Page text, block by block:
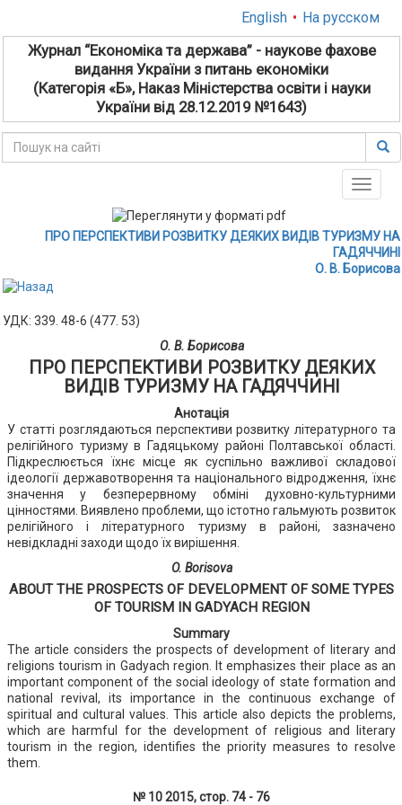
English • На русском
Журнал “Економіка та держава” - наукове фахове
видання України з питань економіки
(Категорія «Б», Наказ Міністерства освіти і науки
України від 28.12.2019 №1643)
Toggle
ПРО ПЕРСПЕКТИВИ РОЗВИТКУ ДЕЯКИХ ВИДІВ ТУРИЗМУ НА
ГАДЯЧЧИНІ
О. В. Борисова
УДК: 339. 48-6 (477. 53)
О. В. Борисова
ПРО ПЕРСПЕКТИВИ РОЗВИТКУ ДЕЯКИХ
ВИДІВ ТУРИЗМУ НА ГАДЯЧЧИНІ
Анотація
У статті розглядаються перспективи розвитку літературного та
релігійного туризму в Гадяцькому районі Полтавської області.
Підкреслюється їхнє місце як суспільно важливої складової
ідеології державотворення та національного відродження, їхнє
значення у безперервному обміні духовно-культурними
цінностями. Виявлено проблеми, що істотно гальмують розвиток
релігійного і літературного туризму в районі, зазначено
невідкладні заходи щодо їх вирішення.
O. Borisova
ABOUT THE PROSPECTS OF DEVELOPMENT OF SOME TYPES
OF TOURISM IN GADYACH REGION
Summary
The article considers the prospects of development of literary and
religions tourism in Gadyach region. It emphasizes their place as an
important component of the social ideology of state formation and
national revival, its importance in the continuous exchange of
spiritual and cultural values. This article also depicts the problems,
which are harmful for the development of religious and literary
tourism in the region, identifies the priority measures to resolve
them.
№ 10 2015, стор. 74 - 76